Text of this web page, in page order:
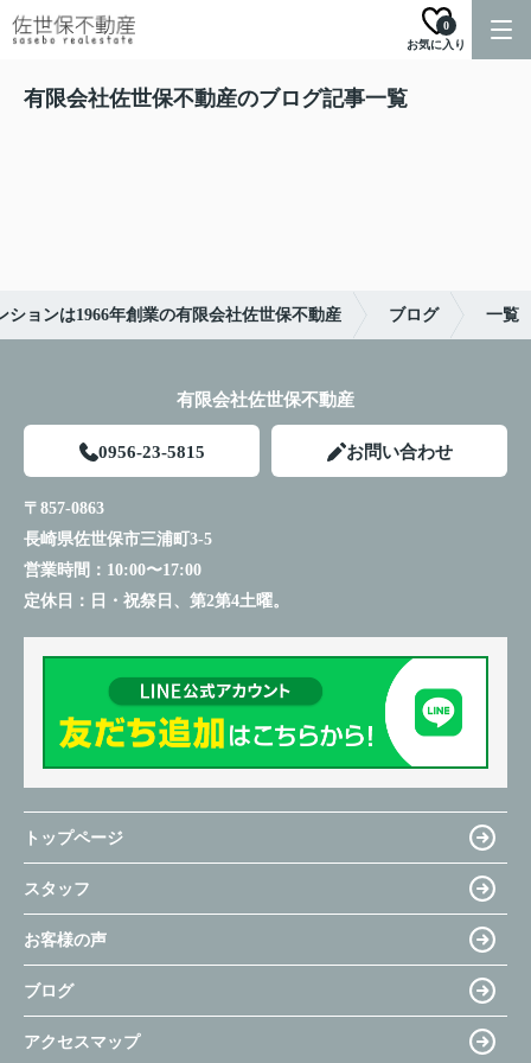
お気に入り
0
有限会社佐世保不動産のブログ記事一覧
ションは1966年創業の有限会社佐世保不動産 ブログ 一覧
有限会社佐世保不動産
0956-23-5815 お問い合わせ
〒857-0863
長崎県佐世保市三浦町3-5
営業時間： 10:00〜17:00
定休日： 日・祝祭日、第2第4土曜。
トップページ
スタッフ
お客様の声
ブログ
アクセスマップ